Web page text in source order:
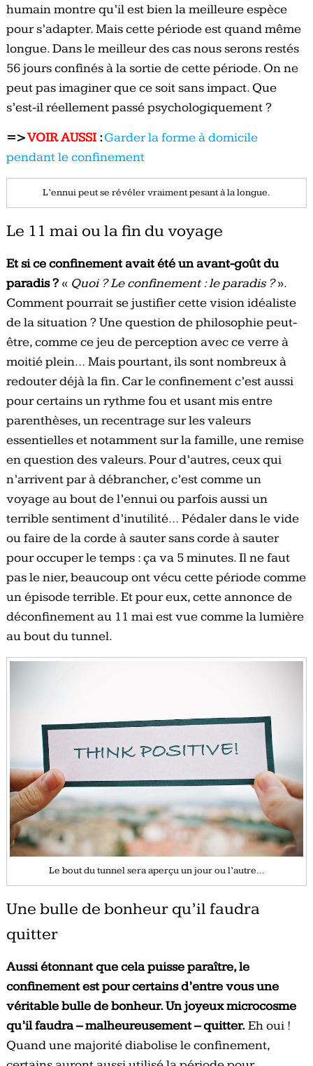
humain montre qu’il est bien la meilleure espèce
pour s’adapter. Mais cette période est quand même
longue. Dans le meilleur des cas nous serons restés
56 jours confinés à la sortie de cette période. On ne
peut pas imaginer que ce soit sans impact. Que
s’est-il réellement passé psychologiquement ?
=>VOIR AUSSI:Garder la forme à domicile
pendant le confinement
L’ennui peut se révéler vraiment pesant à la longue.
Le 11 mai ou la fin du voyage
Et si ce confinement avait été un avant-goût du
paradis ?« Quoi ?Le confinement : le paradis ?».
Comment pourrait se justifier cette vision idéaliste
de la situation ? Une question de philosophie peut-
être, comme ce jeu de perception avec ce verre à
moitié plein… Mais pourtant, ils sont nombreux à
redouter déjà la fin. Car le confinement c’est aussi
pour certains un rythme fou et usant mis entre
parenthèses, un recentrage sur les valeurs
essentielles et notamment sur la famille, une remise
en question des valeurs. Pour d’autres, ceux qui
n’arrivent par à débrancher, c’est comme un
voyage au bout de l’ennui ou parfois aussi un
terrible sentiment d’inutilité… Pédaler dans le vide
ou faire de la corde à sauter sans corde à sauter
pour occuper le temps : ça va 5 minutes. Il ne faut
pas le nier, beaucoup ont vécu cette période comme
un épisode terrible. Et pour eux, cette annonce de
déconfinement au 11 mai est vue comme la lumière
au bout du tunnel.
Le bout du tunnel sera aperçu un jour ou l’autre…
Une bulle de bonheur qu’il faudra
quitter
Aussi étonnant que cela puisse paraître, le
confinement est pour certains d’entre vous une
véritable bulle de bonheur. Un joyeux microcosme
qu’il faudra – malheureusement – quitter.Eh oui !
Quand une majorité diabolise le confinement,